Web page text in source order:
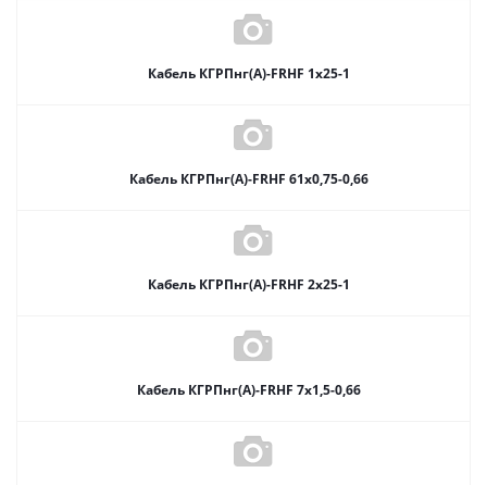
Кабель КГРПнг(А)-FRHF 1х25-1
Кабель КГРПнг(А)-FRHF 61х0,75-0,66
Кабель КГРПнг(А)-FRHF 2х25-1
Кабель КГРПнг(А)-FRHF 7х1,5-0,66